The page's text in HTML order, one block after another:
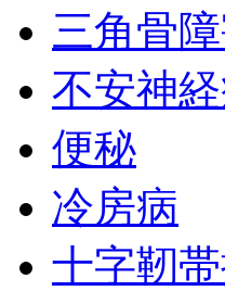
三角骨
不安神
便秘
冷房病
十字靭